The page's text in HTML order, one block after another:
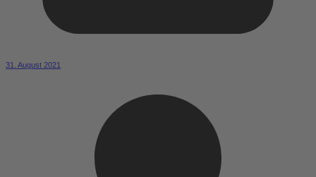
31. August 2021